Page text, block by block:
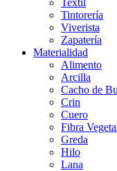
Tintorería
Viverista
Zapatería
Materialidad
Alimento
Arcilla
Cacho de
Crin
Cuero
Fibra
Greda
Hilo
Lana